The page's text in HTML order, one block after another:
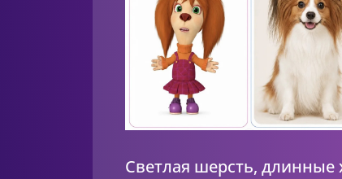
Светлая шерсть,